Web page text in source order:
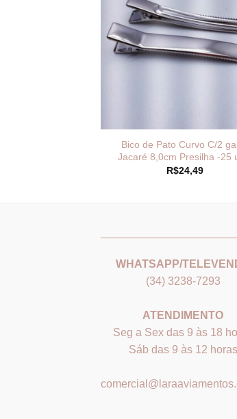
Bico de Pato Curvo C/2
Jacaré 8,0cm Presilha -25
R$24,49
WHATSAPP/
(34) 3238-7293
ATENDIMENTO
Seg a Sex das 9 às 18
Sáb das 9 às 12 horas